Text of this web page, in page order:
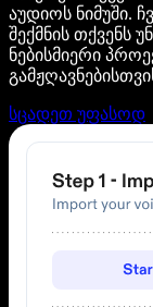
აუდიოს ნიმუში.
შექმნის თქვენს
ნებისმიერი
სცადეთ უფასოდ